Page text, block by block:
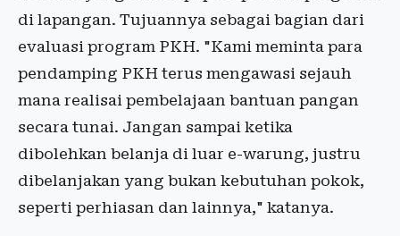
di lapangan. Tujuannya sebagai bagian dari
evaluasi program PKH. "Kami meminta para
pendamping PKH terus mengawasi sejauh
mana realisai pembelajaan bantuan pangan
secara tunai. Jangan sampai ketika
dibolehkan belanja di luar e-warung, justru
dibelanjakan yang bukan kebutuhan pokok,
seperti perhiasan dan lainnya," katanya.